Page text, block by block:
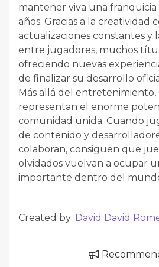
mantener viva una
años. Gracias a la creatividad
actualizaciones constantes y
entre jugadores, muchos
ofreciendo nuevas
de finalizar su desarrollo
Más allá del entretenimiento,
representan el enorme
comunidad unida. Cuando
de contenido y
colaboran, consiguen que
olvidados vuelvan a ocupar
importante dentro del
Created by: David David